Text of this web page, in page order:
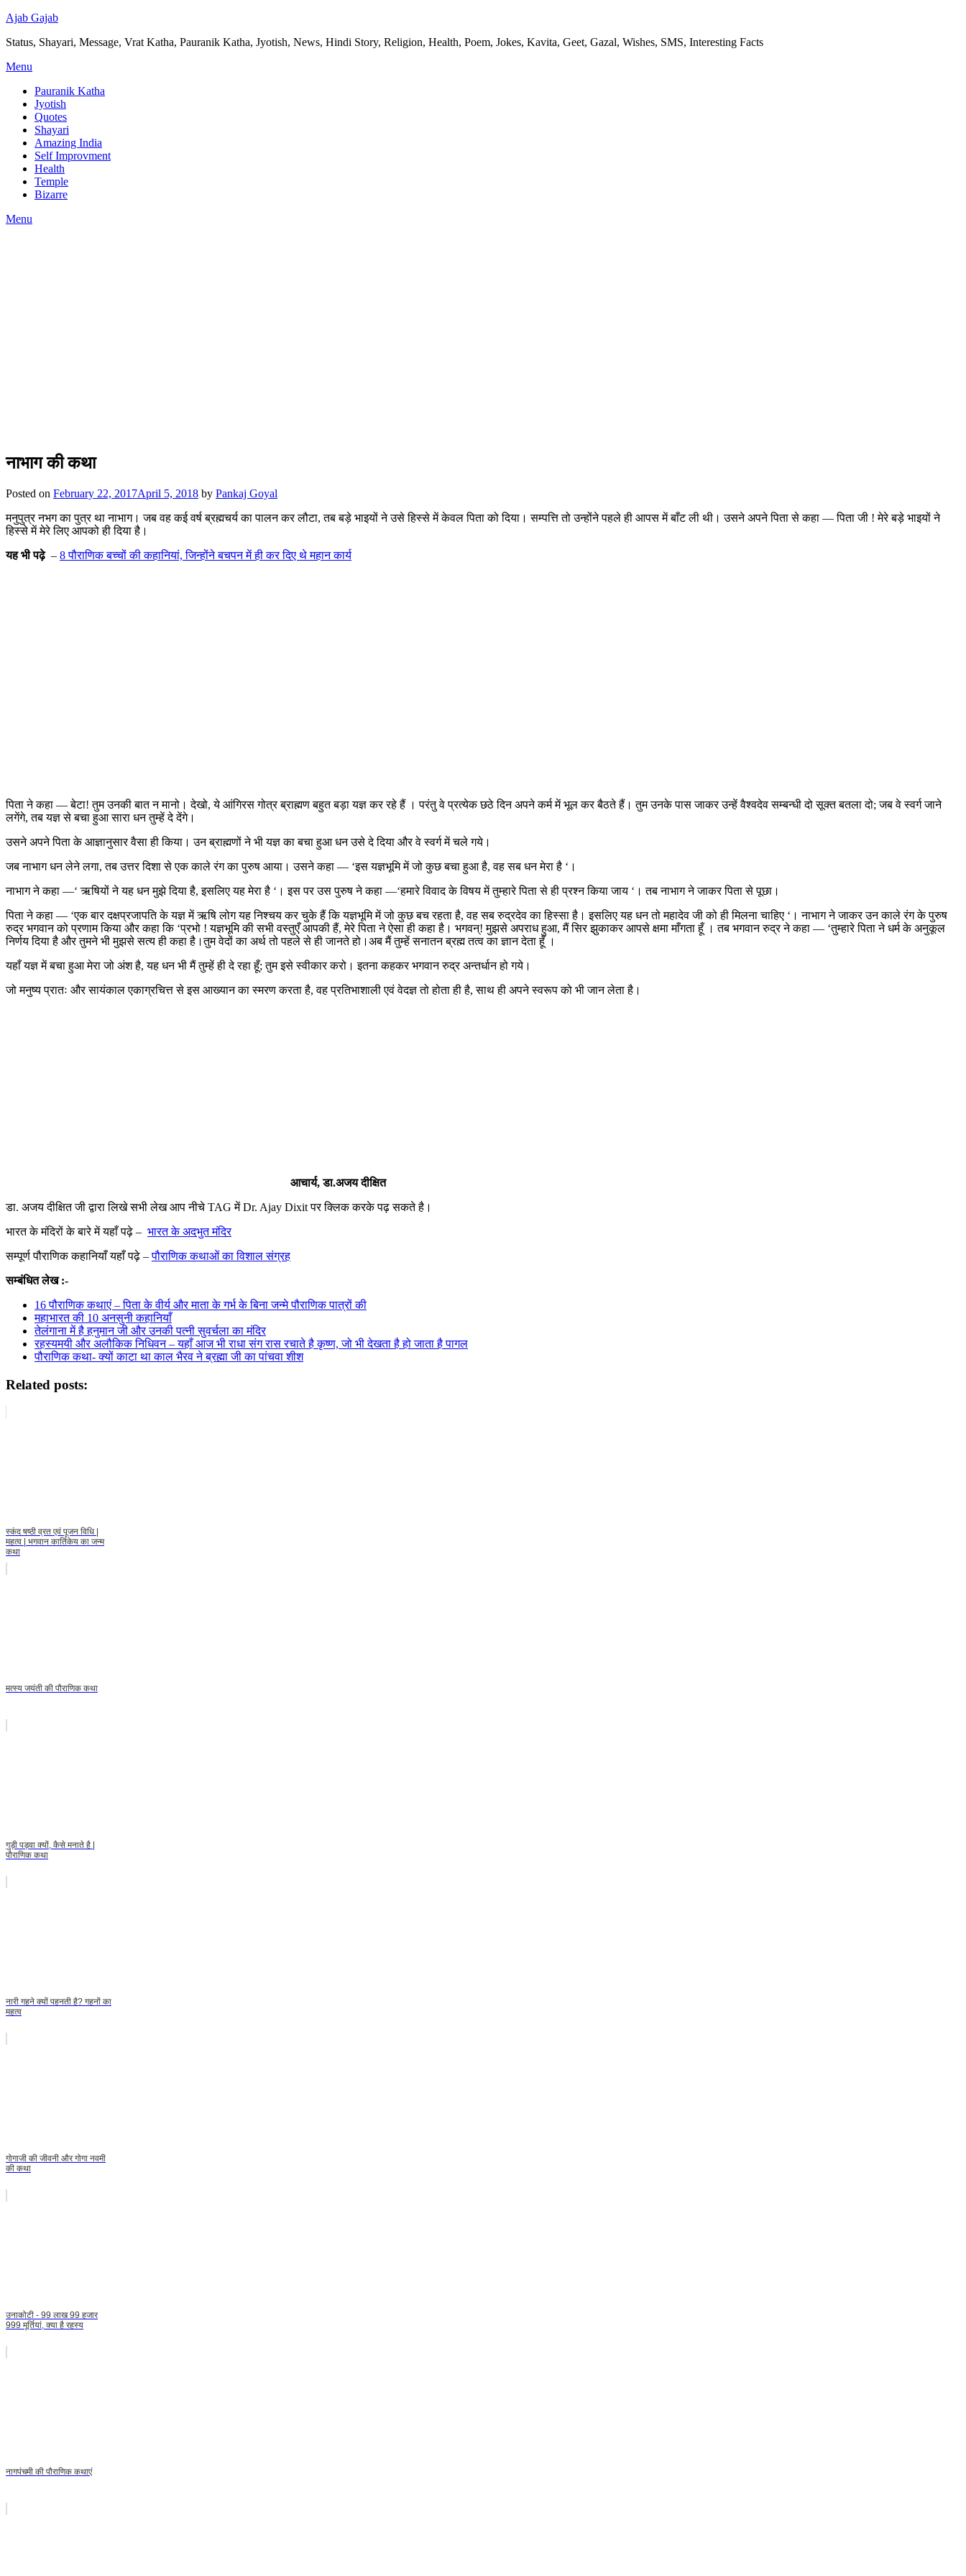
Ajab Gajab
Status, Shayari, Message, Vrat Katha, Pauranik Katha, Jyotish, News, Hindi Story, Religion, Health, Poem, Jokes, Kavita, Geet, Gazal, Wishes, SMS, Interesting Facts
Menu
Pauranik Katha
Jyotish
Quotes
Shayari
Amazing India
Self Improvment
Health
Temple
Bizarre
Menu
नाभाग की कथा
Posted on February 22, 2017April 5, 2018 by Pankaj Goyal
मनुपुत्र नभग का पुत्र था नाभाग। जब वह कई वर्ष ब्रह्मचर्य का पालन कर लौटा, तब बड़े भाइयों ने उसे हिस्से में केवल पिता को दिया। सम्पत्ति तो उन्होंने पहले ही आपस में बाँट ली थी। उसने अपने पिता से कहा — पिता जी ! मेरे बड़े भाइयों ने
हिस्से में मेरे लिए आपको ही दिया है।
यह भी पढ़े – 8 पौराणिक बच्चों की कहानियां, जिन्होंने बचपन में ही कर दिए थे महान कार्य
पिता ने कहा — बेटा! तुम उनकी बात न मानो। देखो, ये आंगिरस गोत्र ब्राह्मण बहुत बड़ा यज्ञ कर रहे हैं । परंतु वे प्रत्येक छठे दिन अपने कर्म में भूल कर बैठते हैं। तुम उनके पास जाकर उन्हें वैश्वदेव सम्बन्धी दो सूक्त बतला दो; जब वे स्वर्ग जाने
लगेंगे, तब यज्ञ से बचा हुआ सारा धन तुम्हें दे देंगे।
उसने अपने पिता के आज्ञानुसार वैसा ही किया। उन ब्राह्मणों ने भी यज्ञ का बचा हुआ धन उसे दे दिया और वे स्वर्ग में चले गये।
जब नाभाग धन लेने लगा, तब उत्तर दिशा से एक काले रंग का पुरुष आया। उसने कहा — ‘इस यज्ञभूमि में जो कुछ बचा हुआ है, वह सब धन मेरा है ‘।
नाभाग ने कहा —‘ ऋषियों ने यह धन मुझे दिया है, इसलिए यह मेरा है ‘। इस पर उस पुरुष ने कहा —‘हमारे विवाद के विषय में तुम्हारे पिता से ही प्रश्न किया जाय ‘। तब नाभाग ने जाकर पिता से पूछा।
पिता ने कहा — ‘एक बार दक्षप्रजापति के यज्ञ में ऋषि लोग यह निश्चय कर चुके हैं कि यज्ञभूमि में जो कुछ बच रहता है, वह सब रुद्रदेव का हिस्सा है। इसलिए यह धन तो महादेव जी को ही मिलना चाहिए ‘। नाभाग ने जाकर उन काले रंग के पुरुष
रुद्र भगवान को प्रणाम किया और कहा कि ‘प्रभो ! यज्ञभूमि की सभी वस्तुएँ आपकी हैं, मेरे पिता ने ऐसा ही कहा है। भगवन्! मुझसे अपराध हुआ, मैं सिर झुकाकर आपसे क्षमा माँगता हूँ । तब भगवान रुद्र ने कहा — ‘तुम्हारे पिता ने धर्म के अनुकूल
निर्णय दिया है और तुमने भी मुझसे सत्य ही कहा है।तुम वेदों का अर्थ तो पहले से ही जानते हो।अब मैं तुम्हें सनातन ब्रह्म तत्व का ज्ञान देता हूँ ।
यहाँ यज्ञ में बचा हुआ मेरा जो अंश है, यह धन भी मैं तुम्हें ही दे रहा हूँ; तुम इसे स्वीकार करो। इतना कहकर भगवान रुद्र अन्तर्धान हो गये।
जो मनुष्य प्रातः और सायंकाल एकाग्रचित्त से इस आख्यान का स्मरण करता है, वह प्रतिभाशाली एवं वेदज्ञ तो होता ही है, साथ ही अपने स्वरूप को भी जान लेता है।
आचार्य, डा.अजय दीक्षित
डा. अजय दीक्षित जी द्वारा लिखे सभी लेख आप नीचे TAG में Dr. Ajay Dixit पर क्लिक करके पढ़ सकते है।
भारत के मंदिरों के बारे में यहाँ पढ़े – भारत के अदभुत मंदिर
सम्पूर्ण पौराणिक कहानियाँ यहाँ पढ़े –पौराणिक कथाओं का विशाल संग्रह
सम्बंधित लेख :-
16 पौराणिक कथाएं – पिता के वीर्य और माता के गर्भ के बिना जन्मे पौराणिक पात्रों की
महाभारत की 10 अनसुनी कहानियाँ
तेलंगाना में है हनुमान जी और उनकी पत्नी सुवर्चला का मंदिर
रहस्यमयी और अलौकिक निधिवन – यहाँ आज भी राधा संग रास रचाते है कृष्ण, जो भी देखता है हो जाता है पागल
पौराणिक कथा- क्यों काटा था काल भैरव ने ब्रह्मा जी का पांचवा शीश
Related posts:
स्कंद षष्ठी व्रत एवं पूजन विधि |
महत्व | भगवान कार्तिकेय का जन्म
कथा
मत्स्य जयंती की पौराणिक कथा
गुड़ी पड़वा क्यों, कैसे मनाते है |
पौराणिक कथा
नारी गहने क्यों पहनती है? गहनों का
महत्व
गोगाजी की जीवनी और गोगा नवमी
की कथा
उनाकोटी - 99 लाख 99 हजार
999 मूर्तियां, क्या है रहस्य
नागपंचमी की पौराणिक कथाएं